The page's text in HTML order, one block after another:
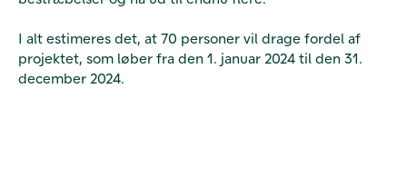
I alt estimeres det, at 70 personer vil drage fordel af
projektet, som løber fra den 1. januar 2024 til den 31.
december 2024.